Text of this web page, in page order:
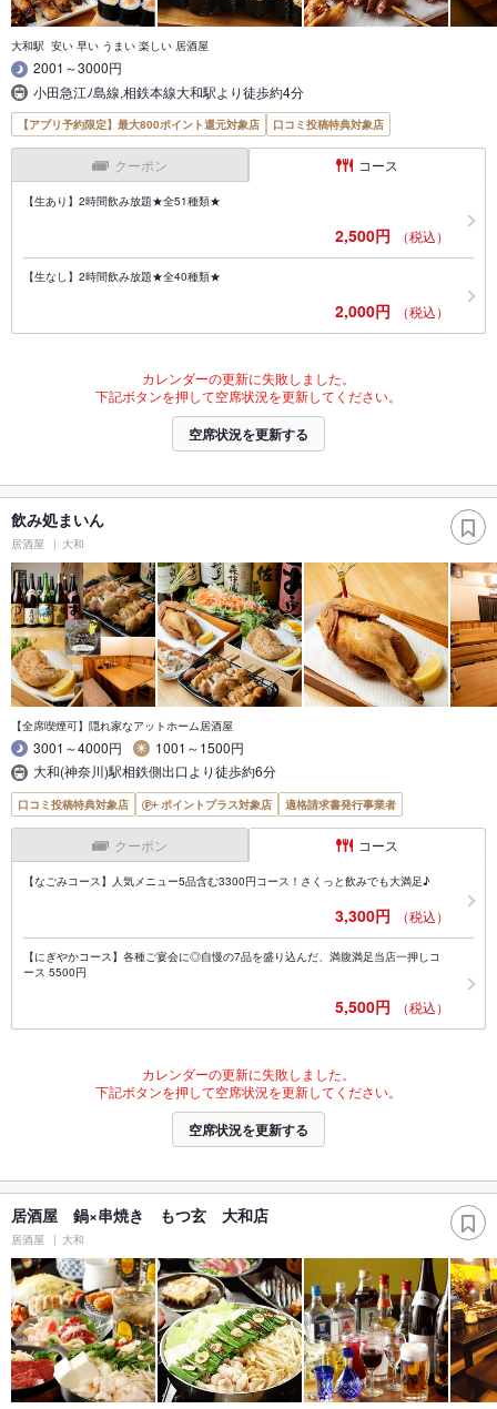
大和駅 安い 早い うまい 楽しい 居酒屋
2001～3000円
小田急江ﾉ島線,相鉄本線大和駅より徒歩約4分
【アプリ予約限定】最大800ポイント還元対象店 口コミ投稿特典対象店
クーポン コース
【生あり】2時間飲み放題★全51種類★
2,500円 （税込）
【生なし】2時間飲み放題★全40種類★
2,000円 （税込）
カレンダーの更新に失敗しました。
下記ボタンを押して空席状況を更新してください。
空席状況を更新する
飲み処まいん
居酒屋 大和
【全席喫煙可】隠れ家なアットホーム居酒屋
3001～4000円
1001～1500円
大和(神奈川)駅相鉄側出口より徒歩約6分
口コミ投稿特典対象店 ポイントプラス対象店 適格請求書発行事業者
クーポン コース
【なごみコース】人気メニュー5品含む3300円コース！さくっと飲みでも大満足♪
3,300円 （税込）
【にぎやかコース】各種ご宴会に◎自慢の7品を盛り込んだ、満腹満足当店一押しコ
ース 5500円
5,500円 （税込）
カレンダーの更新に失敗しました。
下記ボタンを押して空席状況を更新してください。
空席状況を更新する
居酒屋 鍋×串焼き もつ玄 大和店
居酒屋 大和